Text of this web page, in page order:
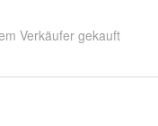
Verkäufer gekauft